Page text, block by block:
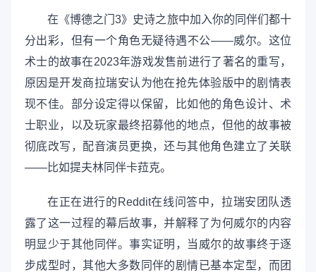
在《博德之门3》史诗之旅中加入你的同伴们都十
分出彩，但有一个角色无疑待遇不公——威尔。这位
术士的故事在2023年游戏发售前进行了著名的重写，
原因是开发商拉瑞安认为他在抢先体验版中的剧情表
现不佳。部分设定得以保留，比如他的角色设计、术
士职业，以及玩家最终招募他的地点，但他的故事被
彻底改写，配音演员更换，还与其他角色建立了关联
——比如提夫林同伴卡菈克。
在正在进行的Reddit在线问答中，拉瑞安团队透
露了这一过程的幕后故事，并解释了为何威尔的内容
明显少于其他同伴。事实证明，当威尔的故事终于逐
步成型时，其他大多数同伴的剧情已基本定型，而团